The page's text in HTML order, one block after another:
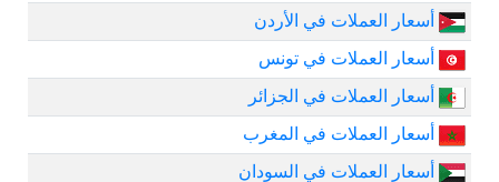
أسعار العملات في الأردن
أسعار العملات في تونس
أسعار العملات في الجزائر
أسعار العملات في المغرب
أسعار العملات في السودان